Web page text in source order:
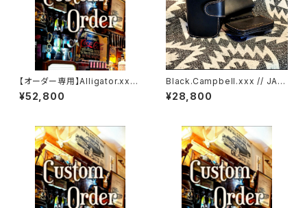
【オーダー専用】Alligator.xxx.
Peacock,Blue.Edition// JA
CK.RIDE.SSW
¥52,800
Black.Campbell.xxx // JAC
K.RIDE.SSW
¥28,800